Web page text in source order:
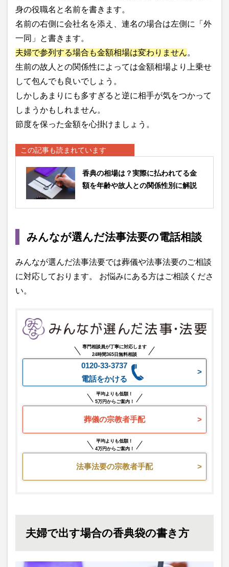
身の役職名と名前を書きます。
名前の右側に会社名を添え、連名の場合は左側に「外
一同」と書きます。
夫婦で参列する場合も金額相場は変わりません。
生前の故人との関係性によっては金額相場より上乗せ
して包んでも良いでしょう。
しかしあまりにも多すぎると逆に相手が気をつかって
しまうかもしれません。
節度を保った金額を心掛けましょう。
この記事も読まれています
香典の相場は？実際に払われてる金
額を年齢や故人との関係性別に解説
みんなが選んだ法事法要の電話相談
みんなが選んだ法事法要では葬儀や法事法要のご相談
に対応しております。 お悩みにある方はご相談くださ
い。
専門相談員が丁寧に対応します
24時間365日無料相談
0120-33-3737
電話をかける
平均よりも低額！
5万円からご案内！
葬儀の宗教者手配
平均よりも低額！
4万円からご案内！
法事法要の宗教者手配
夫婦で出す場合の香典袋の書き方